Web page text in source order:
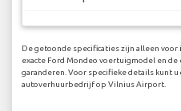
De getoonde specificaties zijn alleen
exacte Ford Mondeo voertuigmodel en
garanderen. Voor specifieke details kunt
autoverhuurbedrijf op Vilnius Airport.